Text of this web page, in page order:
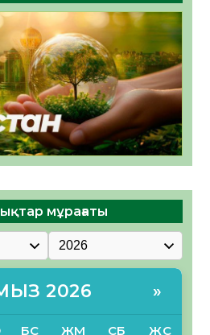
мұрағаты
2026 »
БС ЖМ СБ ЖС